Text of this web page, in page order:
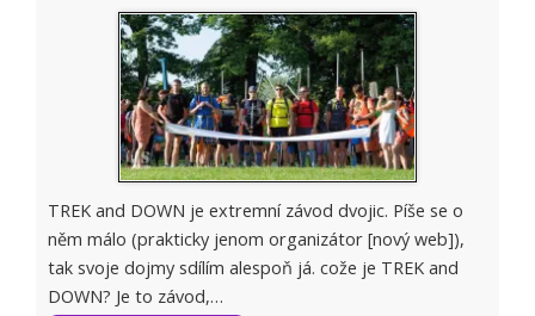
TREK and DOWN je extremní závod dvojic. Píše se o
něm málo (prakticky jenom organizátor [nový web]),
tak svoje dojmy sdílím alespoň já. cože je TREK and
DOWN? Je to závod,…